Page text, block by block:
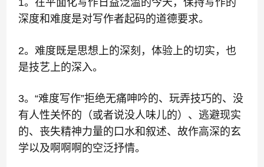
1。在平面化写作日益泛滥的今天，保持写作的
深度和难度是对写作者起码的道德要求。
2。难度既是思想上的深刻，体验上的切实，也
是技艺上的深入。
3。“难度写作”拒绝无痛呻吟的、玩弄技巧的、没
有人性关怀的（或者说没人味儿的）、逃避现实
的、丧失精神力量的口水和叙述、故作高深的玄
学以及啊啊啊的空泛抒情。